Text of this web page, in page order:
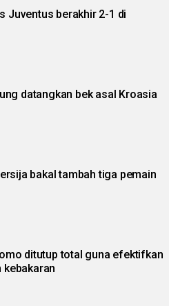
Juventus berakhir 2-1 di
datangkan bek asal Kroasia
bakal tambah tiga pemain
ditutup total guna efektifkan
kebakaran